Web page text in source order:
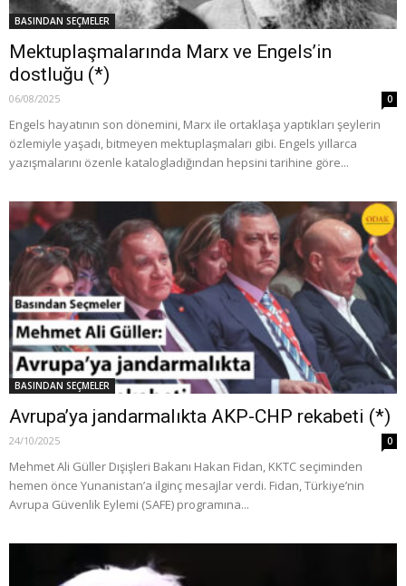
BASINDAN SEÇMELER
Mektuplaşmalarında Marx ve Engels’in
dostluğu (*)
06/08/2025 0
Engels hayatının son dönemini, Marx ile ortaklaşa yaptıkları şeylerin
özlemiyle yaşadı, bitmeyen mektuplaşmaları gibi. Engels yıllarca
yazışmalarını özenle katalogladığından hepsini tarihine göre...
BASINDAN SEÇMELER
Avrupa’ya jandarmalıkta AKP-CHP rekabeti (*)
24/10/2025 0
Mehmet Ali Güller Dışişleri Bakanı Hakan Fidan, KKTC seçiminden
hemen önce Yunanistan’a ilginç mesajlar verdi. Fidan, Türkiye’nin
Avrupa Güvenlik Eylemi (SAFE) programına...